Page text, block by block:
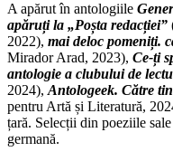
A apărut în antologiile
apăruți la „Poșta redacției”
2022), mai deloc pomeniți.
Mirador Arad, 2023), Ce‑ți
antologie a clubului de
2024),Antologeek. Către
pentru Artă și Literatură,
țară. Selecții din poeziile
germană.